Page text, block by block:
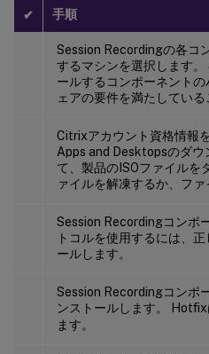
✔ 手順
Session Recordingの各コ
するマシンを選択します
ールするコンポーネント
ェアの要件を満たしている
Citrixアカウント資格情報
Apps and Desktopsのダウ
て、製品のISOファイルを
ァイルを解凍するか、ファ
Session Recordingコンポ
トコルを使用するには、
ールします。
Session Recordingコンポ
ンストールします。 Hotfix
ます。